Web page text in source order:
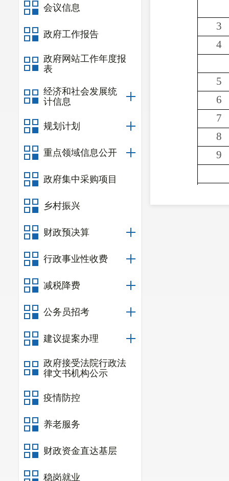
会议信息
政府工作报告
政府网站工作年度报
表
经济和社会发展统
计信息
规划计划
重点领域信息公开
政府集中采购项目
乡村振兴
财政预决算
行政事业性收费
减税降费
公务员招考
建议提案办理
政府接受法院行政法
律文书机构公示
疫情防控
养老服务
财政资金直达基层
稳岗就业
3
4
5
6
7
8
9